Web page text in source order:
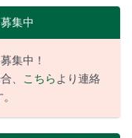
集中
集中！
、 こちらより連絡